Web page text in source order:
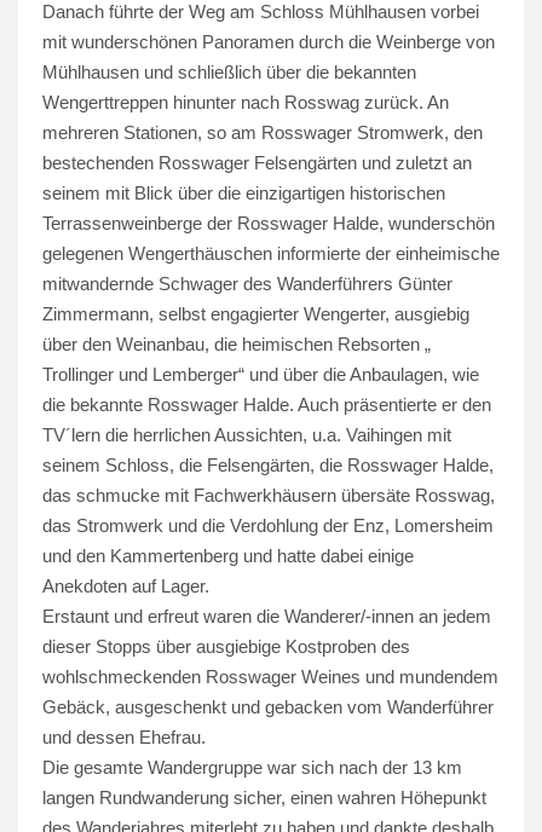
Danach führte der Weg am Schloss Mühlhausen vorbei
mit wunderschönen Panoramen durch die Weinberge von
Mühlhausen und schließlich über die bekannten
Wengerttreppen hinunter nach Rosswag zurück. An
mehreren Stationen, so am Rosswager Stromwerk, den
bestechenden Rosswager Felsengärten und zuletzt an
seinem mit Blick über die einzigartigen historischen
Terrassenweinberge der Rosswager Halde, wunderschön
gelegenen Wengerthäuschen informierte der einheimische
mitwandernde Schwager des Wanderführers Günter
Zimmermann, selbst engagierter Wengerter, ausgiebig
über den Weinanbau, die heimischen Rebsorten „
Trollinger und Lemberger“ und über die Anbaulagen, wie
die bekannte Rosswager Halde. Auch präsentierte er den
TV´lern die herrlichen Aussichten, u.a. Vaihingen mit
seinem Schloss, die Felsengärten, die Rosswager Halde,
das schmucke mit Fachwerkhäusern übersäte Rosswag,
das Stromwerk und die Verdohlung der Enz, Lomersheim
und den Kammertenberg und hatte dabei einige
Anekdoten auf Lager.
Erstaunt und erfreut waren die Wanderer/-innen an jedem
dieser Stopps über ausgiebige Kostproben des
wohlschmeckenden Rosswager Weines und mundendem
Gebäck, ausgeschenkt und gebacken vom Wanderführer
und dessen Ehefrau.
Die gesamte Wandergruppe war sich nach der 13 km
langen Rundwanderung sicher, einen wahren Höhepunkt
des Wanderjahres miterlebt zu haben und dankte deshalb